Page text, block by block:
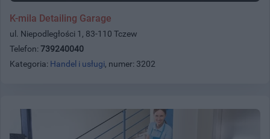
K-mila Detailing Garage
ul. Niepodległości 1, 83-110 Tczew
Telefon: 739240040
Kategoria: Handel i usługi, numer: 3202